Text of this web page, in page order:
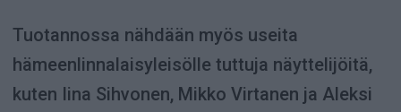
Tuotannossa nähdään myös useita
hämeenlinnalaisyleisölle tuttuja näyttelijöitä,
kuten Iina Sihvonen, Mikko Virtanen ja Aleksi